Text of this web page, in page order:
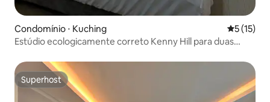
Condomínio ⋅ Kuching 5 de uma
5 (15)
Estúdio ecologicamente correto Kenny Hill para duas
Superhost
Superhost